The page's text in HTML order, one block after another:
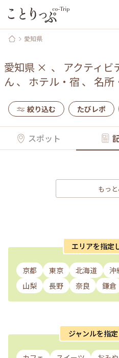
愛知県
愛知県 × 、 アクティビ
ん 、 ホテル・宿 、 名所
絞り込む たびレポ
スポット
もっ
エリアを指定
京都 東京 北海道 沖
山梨
長野 奈良 鎌倉
ジャンルを指